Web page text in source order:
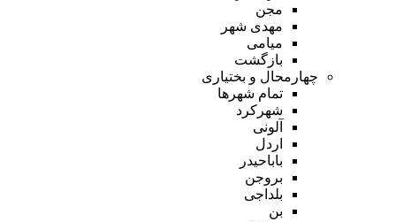
مجن
مهدی شهر
میامی
بازگشت
چهارمحال و بختیاری
تمام شهر‌ها
شهرکرد
آلونی
اردل
باباحیدر
بروجن
بلداجی
بن